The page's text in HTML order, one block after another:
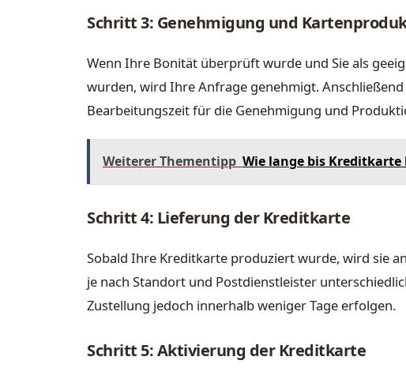
Schritt 3: Genehmigung und
Wenn Ihre Bonität überprüft wurde und Sie als
wurden, wird Ihre Anfrage genehmigt.
Bearbeitungszeit für die Genehmigung und
Weiterer Thementipp Wie lange bis
Schritt 4: Lieferung der Kreditkarte
Sobald Ihre Kreditkarte produziert wurde, wird sie
je nach Standort und Postdienstleister
Zustellung jedoch innerhalb weniger Tage erfolgen.
Schritt 5: Aktivierung der Kreditkarte